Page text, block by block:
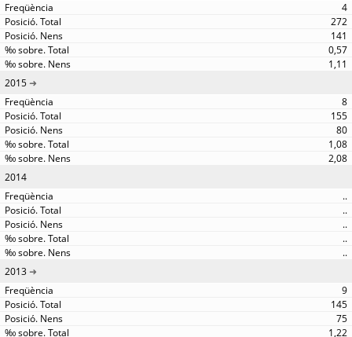
4
272
141
0,57
1,11
2015
8
155
80
1,08
2,08
2014
..
..
..
..
..
2013
9
145
75
1,22